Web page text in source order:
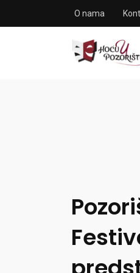
O nama